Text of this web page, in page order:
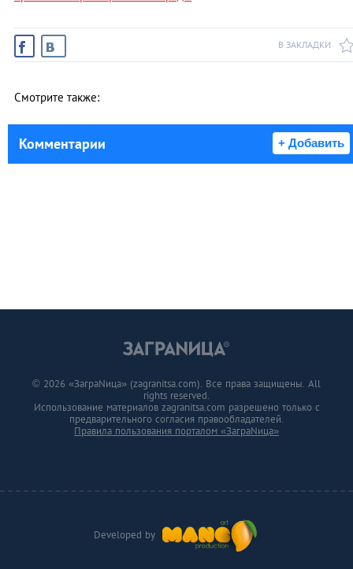
В ЗАКЛАДКИ
Смотрите также:
Комментарии + Добавить
Developed by
© 2026 «ЗаграNица» (zagranitsa.com). Все права защищены. All
rights reserved.
Использование материалов zagranitsa.com разрешено только с
предварительного согласия правообладателей.
Правила пользования порталом «ЗаграNица»